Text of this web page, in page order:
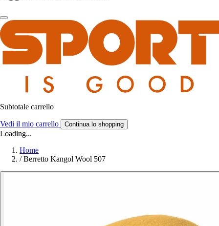
Subtotale carrello
Vedi il mio carrello Continua lo shopping
Loading...
Home
/ Berretto Kangol Wool 507